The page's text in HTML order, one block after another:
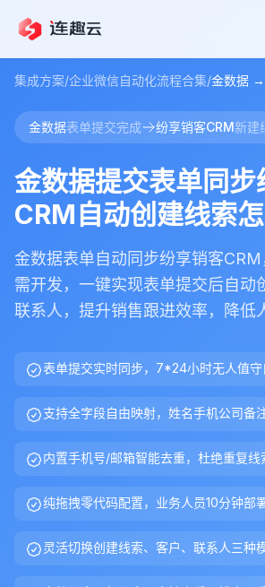
集成方案/企业微信自动化流程合集/金数据 →
金数据表单提交完成 纷享销客CRM新建
金数据提交表单同步
CRM自动创建线索
金数据表单自动同步纷享销客
需开发，一键实现表单提交后自动
联系人，提升销售跟进效率，降低
表单提交实时同步，7*24小时无人值守
支持全字段自由映射，姓名手机公司备
内置手机号/邮箱智能去重，杜绝重复线
纯拖拽零代码配置，业务人员10分钟部
灵活切换创建线索、客户、联系人三种